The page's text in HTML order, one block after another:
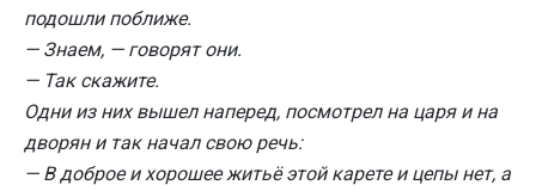
подошли поближе.
— Знаем, — говорят они.
— Так скажите.
Одни из них вышел наперед, посмотрел на царя и на
дворян и так начал свою речь:
— В доброе и хорошее житьё этой карете и цепы нет, а